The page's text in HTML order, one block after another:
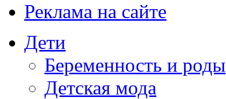
Реклама на сайте
Дети
Беременность и роды
Детская мода